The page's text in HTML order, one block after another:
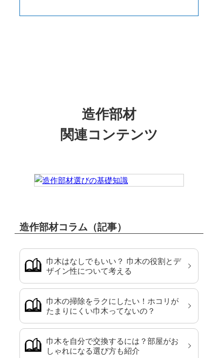
造作部材
関連コンテンツ
造作部材コラム（記事）
巾木はなしでもいい？ 巾木の役割とデ
ザイン性について考える
巾木の掃除をラクにしたい！ホコリが
たまりにくい巾木ってないの？
巾木を自分で交換するには？部屋がお
しゃれになる選び方も紹介